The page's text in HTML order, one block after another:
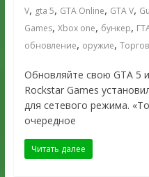
V, gta 5, GTA Online, GTA V,
Games, Xbox one, бункер,
обновление, оружие,
Обновляйте свою GTA 5
Rockstar Games
для сетевого режима.
очередное
Читать далее